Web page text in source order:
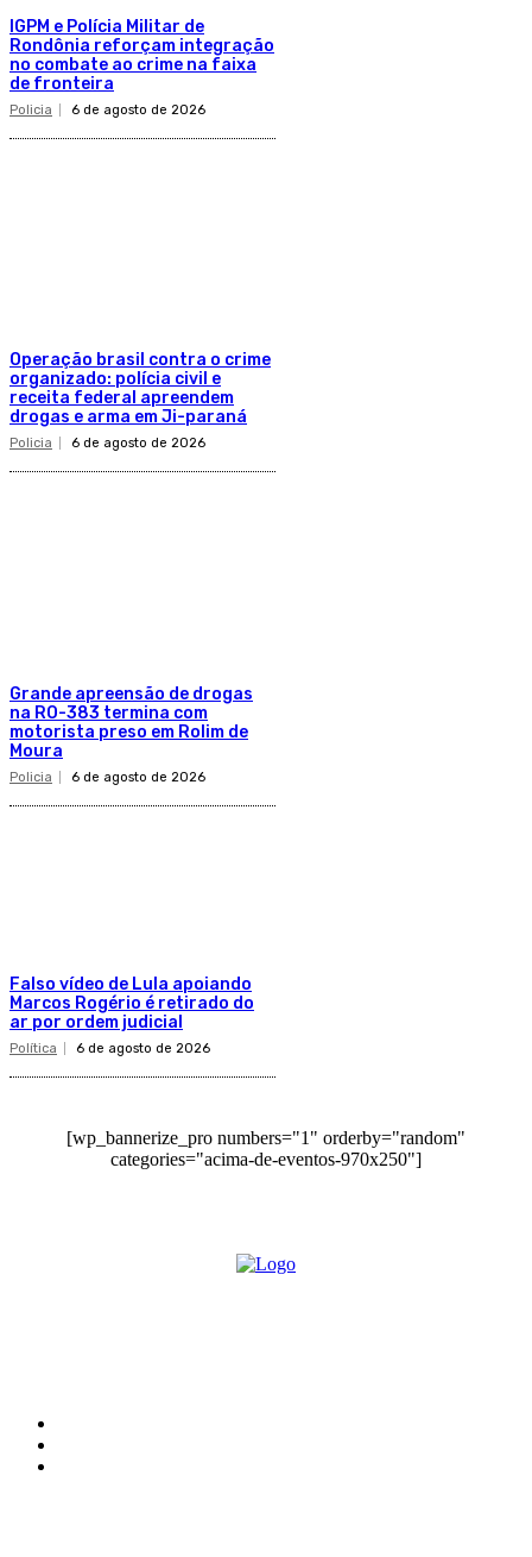
IGPM e Polícia Militar de
Rondônia reforçam integração
no combate ao crime na faixa
de fronteira
Policia 6 de agosto de 2026
Operação brasil contra o crime
organizado: polícia civil e
receita federal apreendem
drogas e arma em Ji-paraná
Policia 6 de agosto de 2026
Grande apreensão de drogas
na RO-383 termina com
motorista preso em Rolim de
Moura
Policia 6 de agosto de 2026
Falso vídeo de Lula apoiando
Marcos Rogério é retirado do
ar por ordem judicial
Política 6 de agosto de 2026
[wp_bannerize_pro numbers="1" orderby="random"
categories="acima-de-eventos-970x250"]